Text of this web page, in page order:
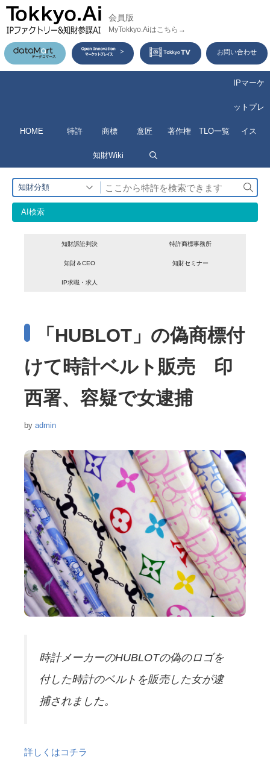
コ
ン
テ
ン
プ
会員版
MyTokkyo.Aiはこちら→
お問い合わせ
HOME 特許 商標 意匠 著作権 TLO一覧
IPマーケ
ットプレ
イス
知財Wiki
知財分類
検
索
AI検索
知財訴訟判決 特許商標事務所
知財＆CEO 知財セミナー
IP求職・求人
「HUBLOT」の偽商標付
けて時計ベルト販売 印
西署、容疑で女逮捕
by admin
時計メーカーのHUBLOTの偽のロゴを
付した時計のベルトを販売した女が逮
捕されました。
詳しくはコチラ